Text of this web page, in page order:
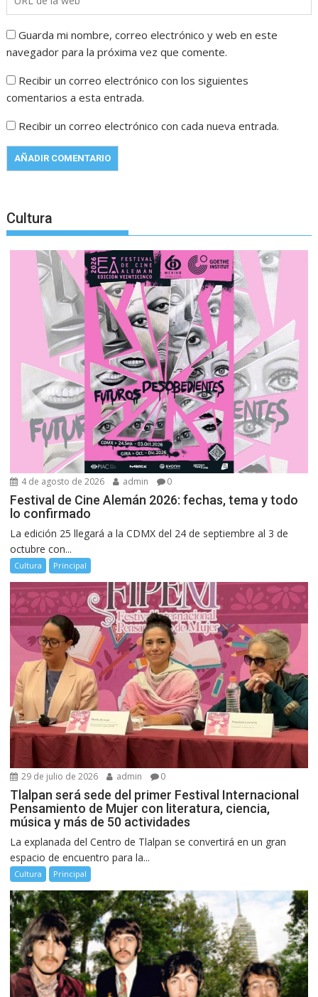
Guarda mi nombre, correo electrónico y web en este
navegador para la próxima vez que comente.
Recibir un correo electrónico con los siguientes
comentarios a esta entrada.
Recibir un correo electrónico con cada nueva entrada.
Cultura
4 de agosto de 2026 admin 0
Festival de Cine Alemán 2026: fechas, tema y todo
lo confirmado
La edición 25 llegará a la CDMX del 24 de septiembre al 3 de
octubre con...
Cultura Principal
29 de julio de 2026 admin 0
Tlalpan será sede del primer Festival Internacional
Pensamiento de Mujer con literatura, ciencia,
música y más de 50 actividades
La explanada del Centro de Tlalpan se convertirá en un gran
espacio de encuentro para la...
Cultura Principal